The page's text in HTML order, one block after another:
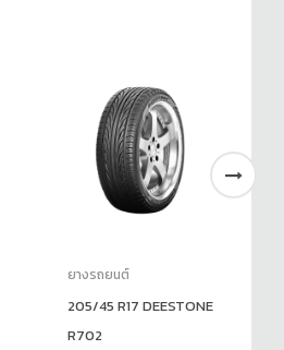
ยางรถยนต์
205/45 R17 DEESTONE
R702